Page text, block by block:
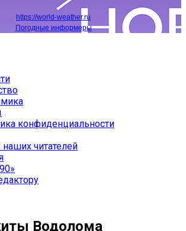
https://world-weather.ru
Погодные информеры
конфиденциальности
наших читателей
Водолома